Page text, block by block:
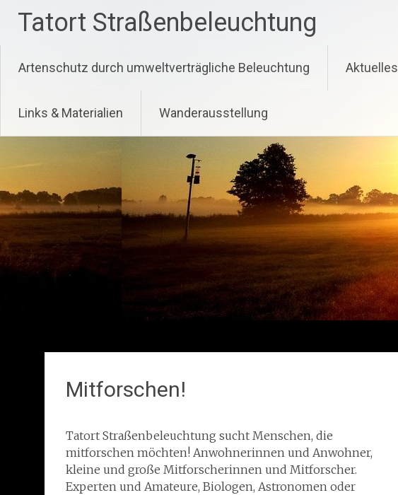
springen
Tatort Straßenbeleuchtung
Artenschutz durch umweltverträgliche Beleuchtung Aktuelles
Links & Materialien Wanderausstellung
Mitforschen!
Tatort Straßenbeleuchtung sucht Menschen, die
mitforschen möchten! Anwohnerinnen und Anwohner,
kleine und große Mitforscherinnen und Mitforscher.
Experten und Amateure, Biologen, Astronomen oder